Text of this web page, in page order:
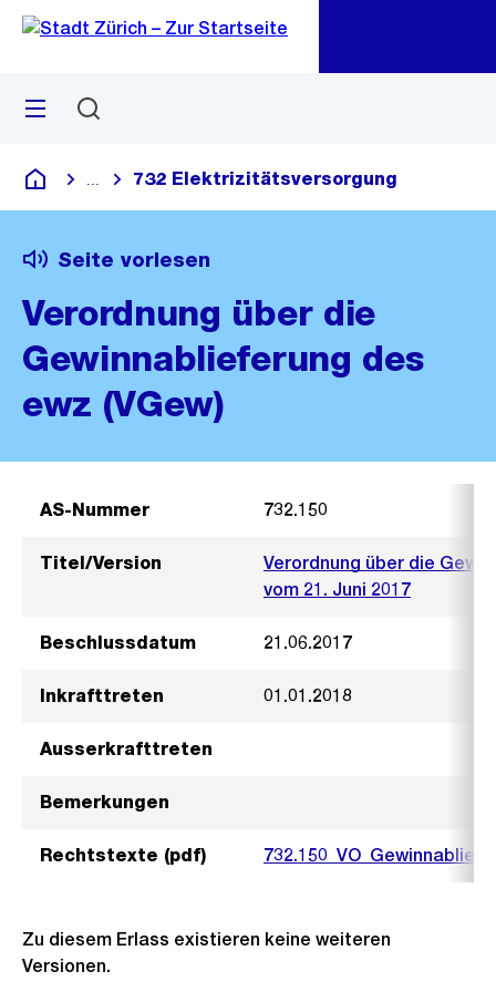
Navigation
Sprunglink
Menü
Deutsch
Blende alle Breadcrumbs ein
732 Elektrizitätsversorgung
Seite vorlesen
Verordnung über die
Gewinnablieferung des
ewz (VGew)
AS-Nummer 732.150
Titel/Version
Verordnung über die
vom 21. Juni 2017
Beschlussdatum 21.06.2017
Inkrafttreten 01.01.2018
Ausserkrafttreten
Bemerkungen
Rechtstexte (pdf)
Zu diesem Erlass existieren keine weiteren
Versionen.